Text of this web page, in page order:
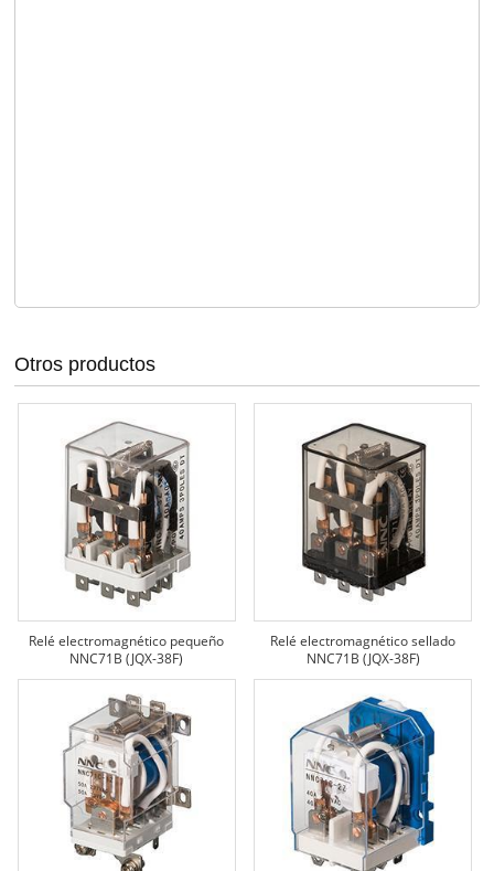
Otros productos
Relé electromagnético pequeño
NNC71B (JQX-38F)
Relé electromagnético sellado
NNC71B (JQX-38F)